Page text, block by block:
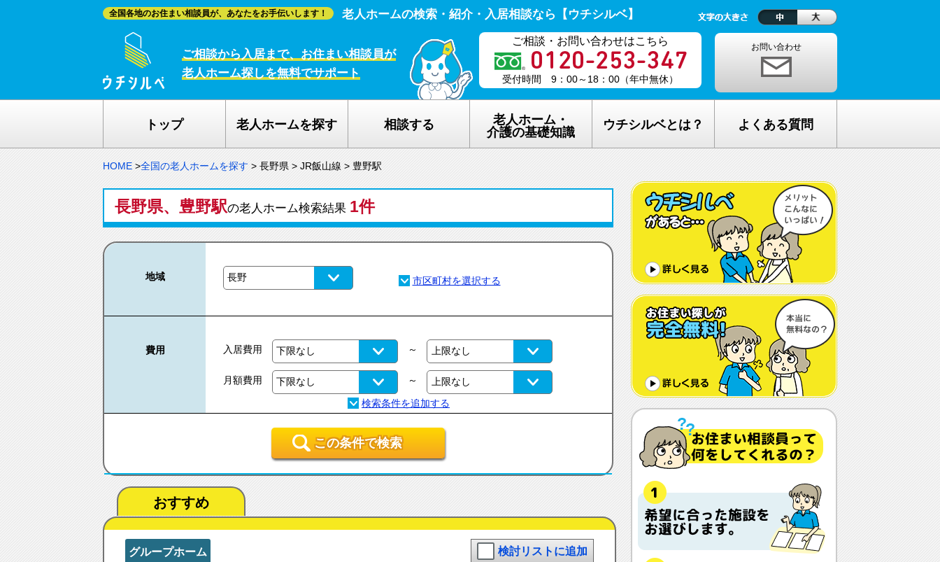
全国各地のお住まい相談員が、あなたをお手伝いします！ 老人ホームの検索・紹介・入居相談なら【ウチシルベ】
ご相談から入居まで、お住まい相談員が
老人ホーム探しを無料でサポート
ご相談・お問い合わせはこちら
受付時間 9：00～18：00（年中無休）
お問い合わせ
トップ 老人ホームを探す 相談する
老人ホーム・
介護の基礎知識
在宅介護サービスについて
認知症について
生活保護について
ウチシルベとは？
老人ホーム探しが完全無料の理由
老人ホーム探し無料相談の流れ
ウチシルベのメリット
ウチシルベFC加盟について
よくある質問
老人ホームの種類が複雑でわからな
い・・
どんな人が入居しているの？
希望してもなかなか入れないのでは？
体調や病状が悪化しても最後まで住め
ますか？
認知症でも入れますか？
入居金が無料～何千万円と大きな差が
あるけど、どこが違うの？
入居するとどんな人がサービスをして
くれるの？
本当に相談無料？
他の紹介会社と「ウチシルベ」はどう
違うの？aa
HOME >全国の老人ホームを探す > 長野県 > JR飯山線 > 豊野駅
長野県、豊野駅の老人ホーム検索結果 1件
地域
費用 入居費用 ～
月額費用 ～
この条件で検索
おすすめ
グループホーム 検討リストに追加